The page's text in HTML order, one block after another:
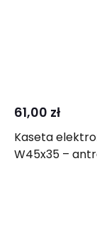
61,00 zł
Kaseta
W45x35 –